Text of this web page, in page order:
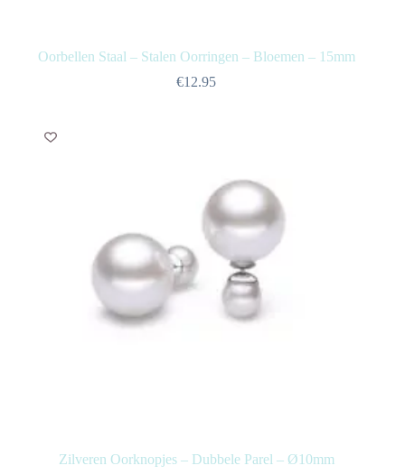
Oorbellen Staal – Stalen Oorringen – Bloemen – 15mm
€12.95
Zilveren Oorknopjes – Dubbele Parel – Ø10mm